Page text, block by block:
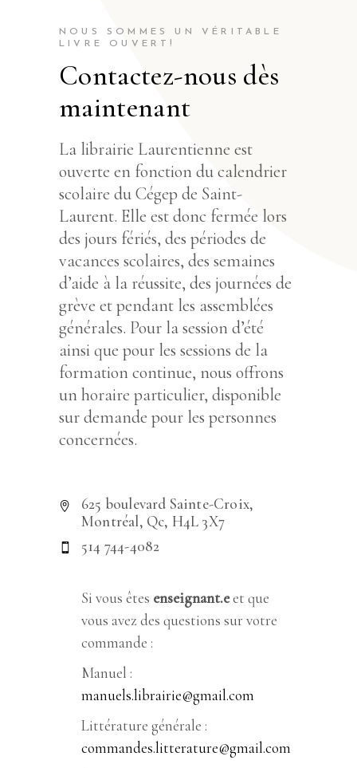
NOUS SOMMES UN VÉRITABLE
LIVRE OUVERT!
Contactez-nous dès
maintenant
La librairie Laurentienne est
ouverte en fonction du calendrier
scolaire du Cégep de Saint-
Laurent. Elle est donc fermée lors
des jours fériés, des périodes de
vacances scolaires, des semaines
d’aide à la réussite, des journées de
grève et pendant les assemblées
générales. Pour la session d’été
ainsi que pour les sessions de la
formation continue, nous offrons
un horaire particulier, disponible
sur demande pour les personnes
concernées.
625 boulevard Sainte-Croix,
Montréal, Qc, H4L 3X7
514 744-4082
Si vous êtes enseignant.eet que
vous avez des questions sur votre
commande :
Manuel :
manuels.librairie@gmail.com
Littérature générale :
commandes.litterature@gmail.com